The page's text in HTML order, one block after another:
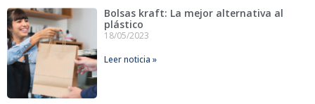
Bolsas kraft: La mejor alternativa al
plástico
18/05/2023
Leer noticia »